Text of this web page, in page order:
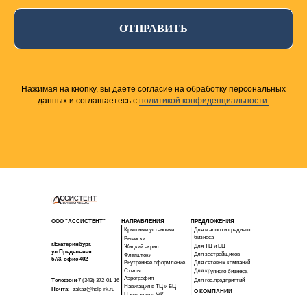
ОТПРАВИТЬ
Нажимая на кнопку, вы даете согласие на обработку персональных
данных и соглашаетесь c политикой конфиденциальности.
ООО "АССИСТЕНТ" НАПРАВЛЕНИЯ ПРЕДЛОЖЕНИЯ
О КОМПАНИИ
г.Екатеринбург,
ул.Предельная
57/3, офис 402
+7 (343) 372-01-16
zakaz@help-rk.ru
Телефон:
Почта:
Крышные установки
Вывески
Флагштоки
Внутреннее оформление
Стелы
Аэрография
Навигация в ТЦ и БЦ
Для малого и среднего
бизнеса
Для ТЦ и БЦ
Для застройщиков
Для сетевых компаний
Для крупного бизнеса
Для гос.предприятий
Жидкий акрил